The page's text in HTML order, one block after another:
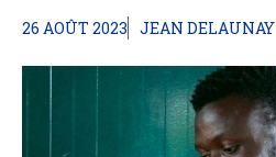
26 AOÛT 2023 JEAN DELAUNAY